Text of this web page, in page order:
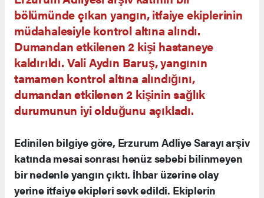
bölümünde çıkan yangın, itfaiye ekiplerinin
müdahalesiyle kontrol altına alındı.
Dumandan etkilenen 2 kişi hastaneye
kaldırıldı. Vali Aydın Baruş, yangının
tamamen kontrol altına alındığını,
dumandan etkilenen 2 kişinin sağlık
durumunun iyi olduğunu açıkladı.
Edinilen bilgiye göre, Erzurum Adliye Sarayı arşiv
katında mesai sonrası henüz sebebi bilinmeyen
bir nedenle yangın çıktı. İhbar üzerine olay
yerine itfaiye ekipleri sevk edildi. Ekiplerin